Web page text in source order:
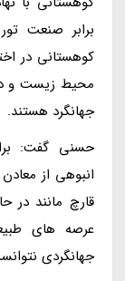
برابر صنعت
کوهستانی در
محیط زیست و
جهانگرد هستند.
حسنی گفت:
انبوهی از
قارچ مانند
عرصه های
جهانگردی